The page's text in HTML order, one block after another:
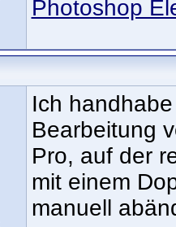
Photoshop
Ich
Bearbeitung
Pro, auf der
mit einem
manuell